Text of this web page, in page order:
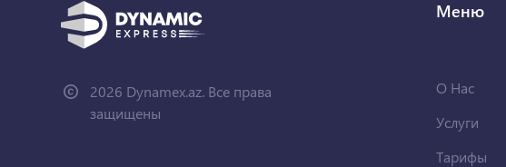
2026 Dynamex.az. Все права
защищены
Меню
О Нас
Услуги
Тарифы